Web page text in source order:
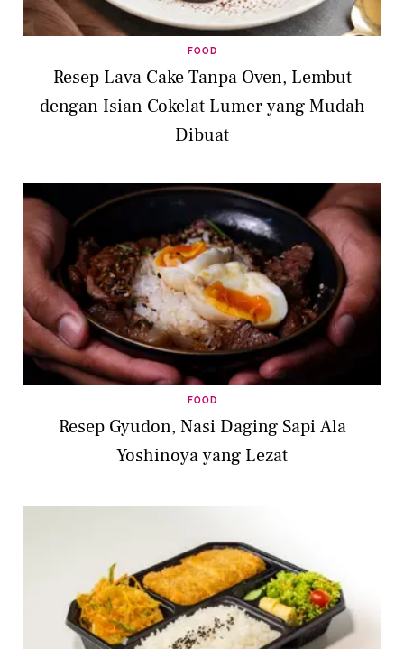
FOOD
Resep Lava Cake Tanpa Oven, Lembut
dengan Isian Cokelat Lumer yang Mudah
Dibuat
FOOD
Resep Gyudon, Nasi Daging Sapi Ala
Yoshinoya yang Lezat